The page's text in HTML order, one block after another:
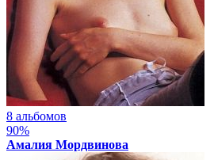
8 альбомов
90%
Амалия Мордвинова